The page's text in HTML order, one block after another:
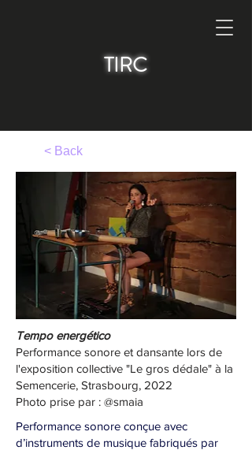
TIRC
< Back
Tempo energético
Performance sonore et dansante lors de
l'exposition collective "Le gros dédale" à la
Semencerie, Strasbourg, 2022
Photo prise par : @smaia
Performance sonore conçue avec
d’instruments de musique fabriqués par